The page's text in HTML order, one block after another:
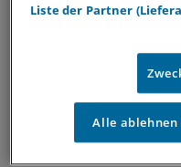
Kolleginnen und
Zum
Liste der Partner
Alle ablehnen